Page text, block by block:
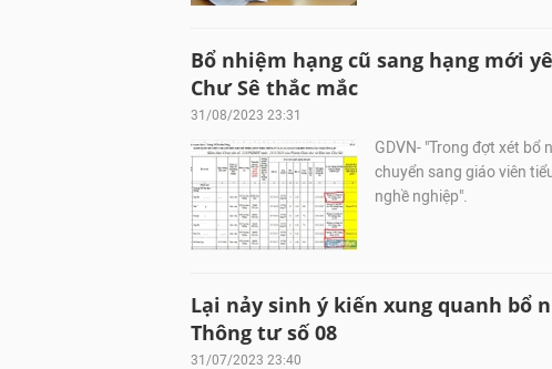
Bổ nhiệm hạng cũ sang hạng mới
Chư Sê thắc mắc
31/08/2023 23:31
GDVN- "Trong đợt xét bổ
chuyển sang giáo viên
nghề nghiệp".
Lại nảy sinh ý kiến xung quanh bổ
Thông tư số 08
31/07/2023 23:40